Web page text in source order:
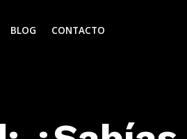
BLOG CONTACTO